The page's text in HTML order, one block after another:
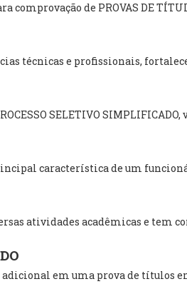
de PROVAS DE
técnicas e profissionais,
SELETIVO
característica de um
atividades acadêmicas e tem
em uma prova de títulos